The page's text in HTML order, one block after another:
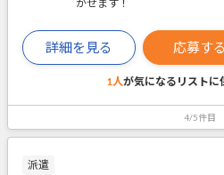
かせます！
詳細を見る 応募する
1人が気になるリストに
4/5件目
派遣